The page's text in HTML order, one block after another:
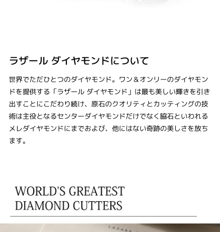
ラザール ダイヤモンドについて
世界でただひとつのダイヤモンド。ワン＆オンリーのダイヤモン
ドを提供する「ラザール ダイヤモンド」は最も美しい輝きを引き
出すことにこだわり続け、原石のクオリティとカッティングの技
術は主役となるセンターダイヤモンドだけでなく脇石といわれる
メレダイヤモンドにまでおよび、他にはない奇跡の美しさを放ち
ます。